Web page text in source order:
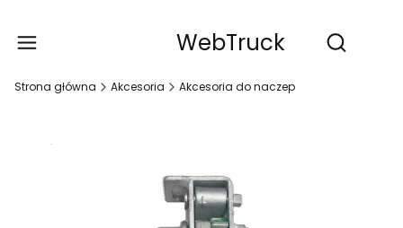
WebTruck Otwórz
Strona główna Akcesoria Akcesoria do naczep